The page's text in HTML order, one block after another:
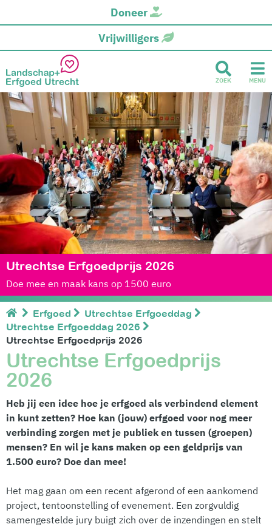
Doneer
Vrijwilligers
ZOEK MENU
Utrechtse Erfgoedprijs 2026
Doe mee en maak kans op 1500 euro
Erfgoed
Utrechtse Erfgoeddag
Utrechtse Erfgoeddag 2026
Utrechtse Erfgoedprijs 2026
Utrechtse Erfgoedprijs
2026
Heb jij een idee hoe je erfgoed als verbindend element
in kunt zetten? Hoe kan (jouw) erfgoed voor nog meer
verbinding zorgen met je publiek en tussen (groepen)
mensen? En wil je kans maken op een geldprijs van
1.500 euro? Doe dan mee!
Het mag gaan om een recent afgerond of een aankomend
project, tentoonstelling of evenement. Een zorgvuldig
samengestelde jury buigt zich over de inzendingen en stelt